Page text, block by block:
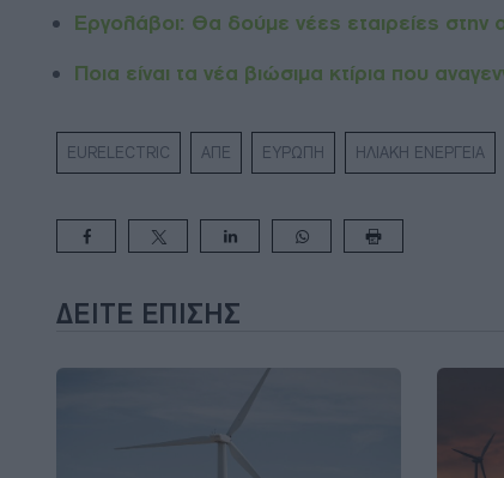
Εργολάβοι: Θα δούμε νέες εταιρείες στην
Ποια είναι τα νέα βιώσιμα κτίρια που
EURELECTRIC ΑΠΕ ΕΥΡΩΠΗ ΗΛΙΑΚΗ ΕΝΕΡΓΕΙΑ
ΔΕΊΤΕ ΕΠΊΣΗΣ